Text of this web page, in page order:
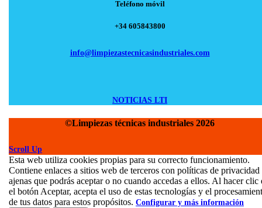
Teléfono móvil
+34 605843800
info@limpiezastecnicasindustriales.com
NOTICIAS LTI
©Limpiezas técnicas industriales 2026
Scroll Up
Esta web utiliza cookies propias para su correcto funcionamiento.
Contiene enlaces a sitios web de terceros con políticas de privacidad
ajenas que podrás aceptar o no cuando accedas a ellos. Al hacer clic
el botón Aceptar, acepta el uso de estas tecnologías y el
de tus datos para estos propósitos. Configurar y más información